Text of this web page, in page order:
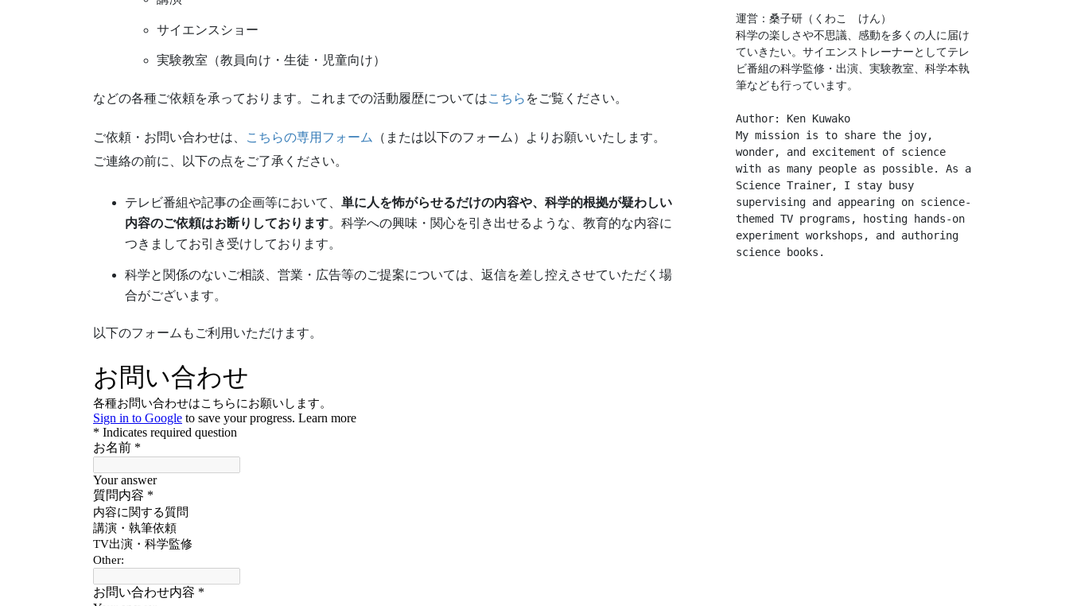
サイエンスショー
実験教室（教員向け・生徒・児童向け）
などの各種ご依頼を承っております。これまでの活動履歴についてはこちら をご覧ください。
ご依頼・お問い合わせは、 こちらの専用フォーム
（または以下のフォーム）よりお願いいたします。
ご連絡の前に、以下の点をご了承ください。
テレビ番組や記事の企画等において、 単に人を怖がらせるだけの内容や、科学的根拠が疑わしい
内容のご依頼はお断りしております。科学への興味・関心を引き出せるような、教育的な内容に
つきましてお引き受けしております。
科学と関係のないご相談、営業・広告等のご提案については、返信を差し控えさせていただく場
合がございます。
以下のフォームもご利用いただけます。
運営：桑子研（くわこ　けん）
科学の楽しさや不思議、感動を多くの人に届け
ていきたい。サイエンストレーナーとしてテレ
ビ番組の科学監修・出演、実験教室、科学本執
筆なども行っています。
Author: Ken Kuwako
My mission is to share the joy,
wonder, and excitement of science
with as many people as possible. As a
Science Trainer, I stay busy
supervising and appearing on science-
themed TV programs, hosting hands-on
experiment workshops, and authoring
science books.